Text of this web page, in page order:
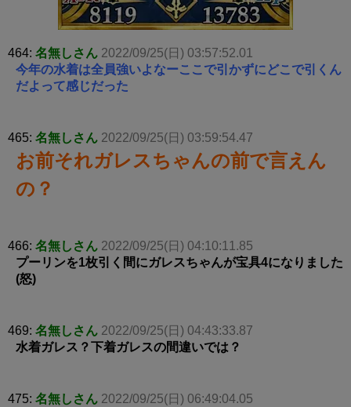
464: 名無しさん 2022/09/25(日) 03:57:52.01
今年の水着は全員強いよなーここで引かずにどこで引くん
だよって感じだった
465: 名無しさん 2022/09/25(日) 03:59:54.47
お前それガレスちゃんの前で言えん
の？
466: 名無しさん 2022/09/25(日) 04:10:11.85
プーリンを1枚引く間にガレスちゃんが宝具4になりました
(怒)
469: 名無しさん 2022/09/25(日) 04:43:33.87
水着ガレス？下着ガレスの間違いでは？
475: 名無しさん 2022/09/25(日) 06:49:04.05